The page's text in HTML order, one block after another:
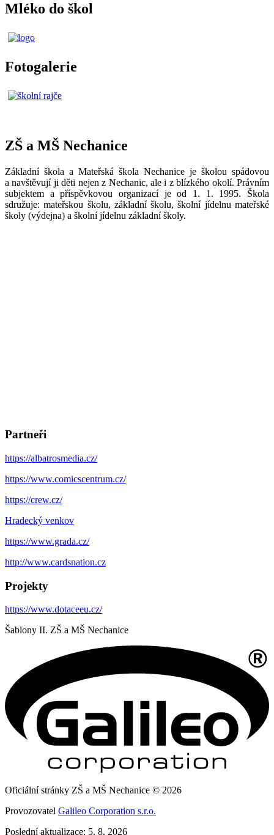
Mléko do škol
Fotogalerie
ZŠ a MŠ Nechanice
Základní škola a Mateřská škola Nechanice je školou spádovou
a navštěvují ji děti nejen z Nechanic, ale i z blízkého okolí. Právním
subjektem a příspěvkovou organizací je od 1. 1. 1995. Škola
sdružuje: mateřskou školu, základní školu, školní jídelnu mateřské
školy (výdejna) a školní jídelnu základní školy.
Partneři
https://albatrosmedia.cz/
https://www.comicscentrum.cz/
https://crew.cz/
Hradecký venkov
https://www.grada.cz/
http://www.cardsnation.cz
Projekty
https://www.dotaceeu.cz/
Šablony II. ZŠ a MŠ Nechanice
Oficiální stránky ZŠ a MŠ Nechanice © 2026
Provozovatel Galileo Corporation s.r.o.
Poslední aktualizace: 5. 8. 2026